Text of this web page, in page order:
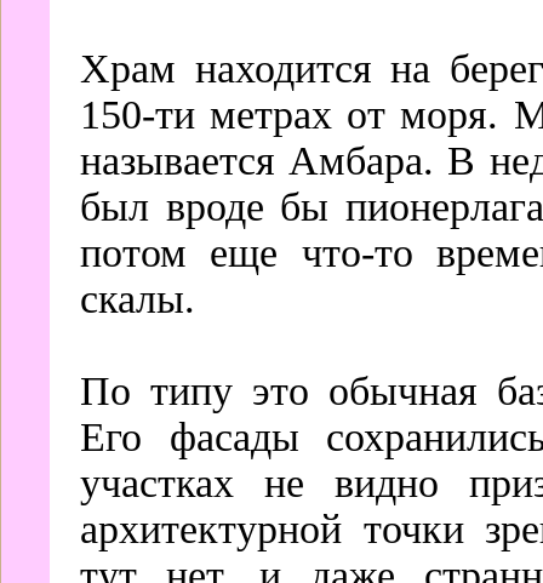
Храм находится на
150-ти метрах от моря.
называется Амбара. В
был вроде бы
потом еще что-то
скалы.
По типу это обычная
Его фасады
участках не видно
архитектурной точки